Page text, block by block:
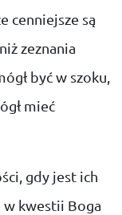
cenniejsze są
zeznania
być w szoku,
mieć
gdy jest ich
w kwestii Boga